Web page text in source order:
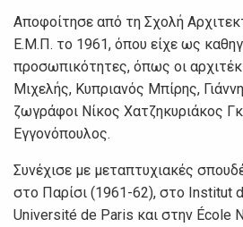
Αποφοίτησε από τη Σχολή
Ε.Μ.Π. το 1961, όπου είχε ως
προσωπικότητες, όπως οι
Μιχελής, Κυπριανός Μπίρης,
ζωγράφοι Νίκος Χατζηκυριάκος
Εγγονόπουλος.
Συνέχισε με μεταπτυχιακές
στο Παρίσι (1961-62), στο Institut
Université de Paris και στην École